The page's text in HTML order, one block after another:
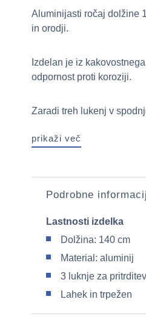
Aluminijasti ročaj dolžine
in orodji.
Izdelan je iz
odpornost proti koroziji.
Zaradi treh lukenj v
prikaži več
Podrobne
Lastnosti izdelka
Dolžina: 140 cm
Material: aluminij
3 luknje za pritrditev
Lahek in trpežen